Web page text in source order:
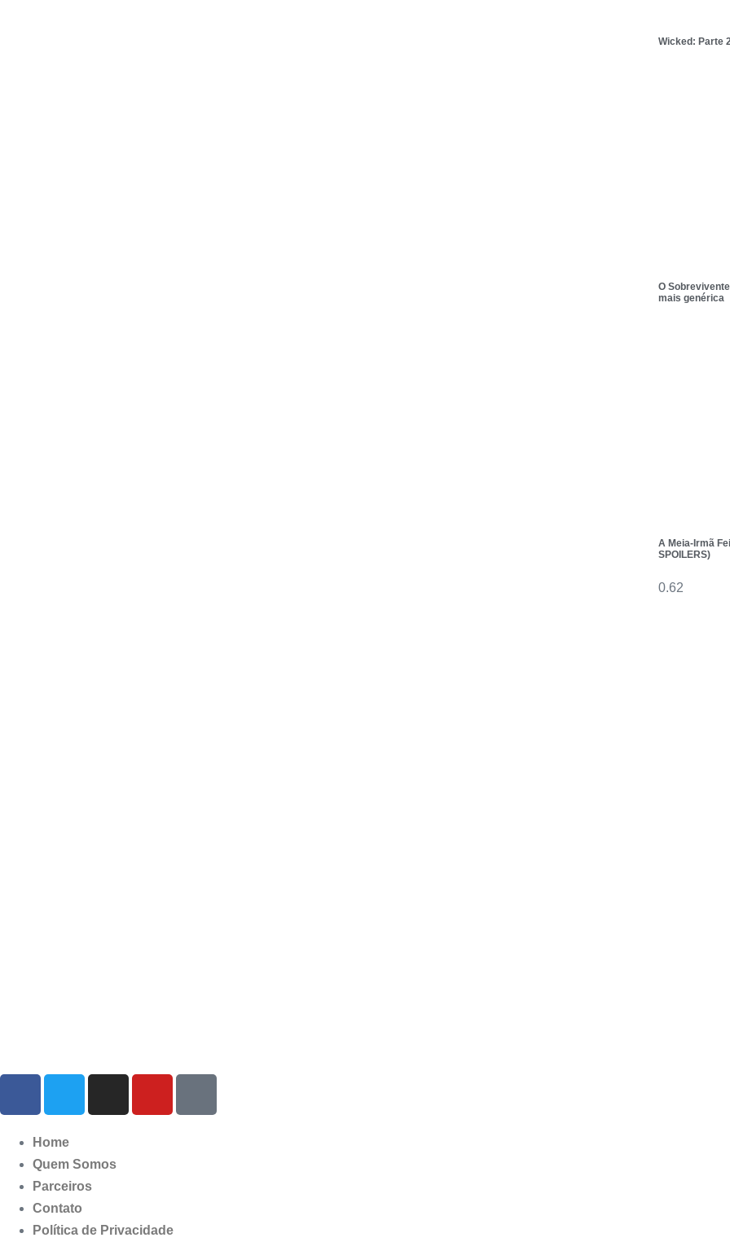
Wicked: Parte
O
mais genérica
A Meia-Irmã
SPOILERS)
Home
Quem Somos
Parceiros
Contato
Política de Privacidade